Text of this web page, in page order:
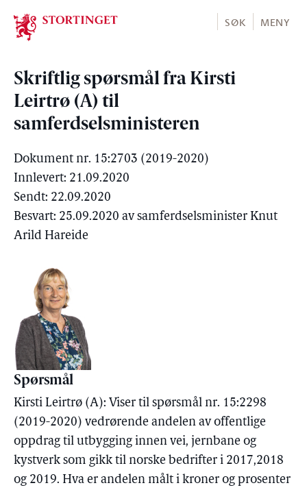
Stortinget.no
SØK MENY
Skriftlig spørsmål fra Kirsti
Leirtrø (A) til
samferdselsministeren
Dokument nr. 15:2703 (2019-2020)
Innlevert: 21.09.2020
Sendt: 22.09.2020
Besvart: 25.09.2020 av samferdselsminister Knut
Arild Hareide
Spørsmål
Kirsti Leirtrø (A): Viser til spørsmål nr. 15:2298
(2019-2020) vedrørende andelen av offentlige
oppdrag til utbygging innen vei, jernbane og
kystverk som gikk til norske bedrifter i 2017,2018
og 2019. Hva er andelen målt i kroner og prosenter